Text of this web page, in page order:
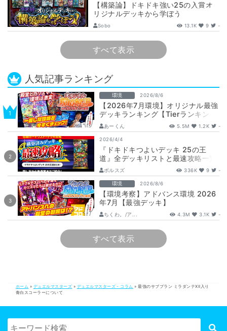
【構築論】ドキドキ強い25の入賞オ
リジナルデッキから学ぼう
【DuelMastersMemory5日目】
Sobo 13.1K 9 -
すべて表示
人気記事ランキング
環境 2026/8/6
【2026年7月環境】オリジナル最強
デッキランキング【Tierランキン
グ】
あーくん 5.5M 1.2K -
2026/4/4
『ドキドキつよいデッキ 25の王
道』全デッキリストと最速攻略一覧
【DM26-SD1】
ボルスズ 336K 9 -
環境 2026/8/6
【環境考察】アドバンス環境 2026
年7月【最強デッキ】
ちくわ。/ア... 4.3M 3.1K -
すべて表示
ホーム » デュエルマスターズ » デュエルマスターズ - コラム »最強のサブプラン ミラダンテXII入り
青白スコーラーについて